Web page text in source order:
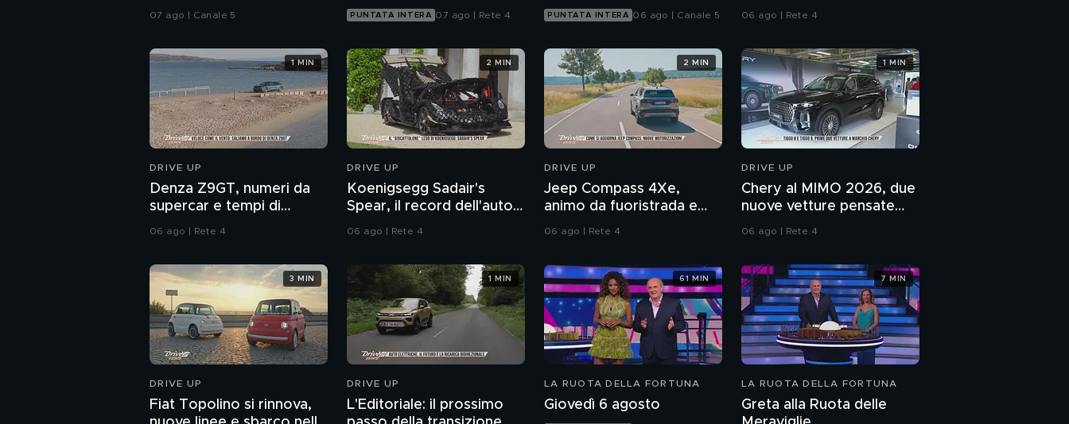
della tv
07 ago | Canale 5 PUNTATA INTERA 07 ago | Rete 4 PUNTATA INTERA 06 ago | Canale 5
station wagon
06 ago | Rete 4
DRIVE UP
Denza Z9GT, numeri da
supercar e tempi di
ricarica velocissimi
06 ago | Rete 4
1 MIN
DRIVE UP
Koenigsegg Sadair's
Spear, il record dell'auto a
mattoncini
06 ago | Rete 4
2 MIN
DRIVE UP
Jeep Compass 4Xe,
animo da fuoristrada e
nuovo assetto
06 ago | Rete 4
2 MIN
DRIVE UP
Chery al MIMO 2026, due
nuove vetture pensate
per le famiglie
06 ago | Rete 4
1 MIN
DRIVE UP
Fiat Topolino si rinnova,
3 MIN
DRIVE UP
L'Editoriale: il prossimo
1 MIN
LA RUOTA DELLA FORTUNA
Giovedì 6 agosto
61 MIN
LA RUOTA DELLA FORTUNA
Greta alla Ruota delle
7 MIN